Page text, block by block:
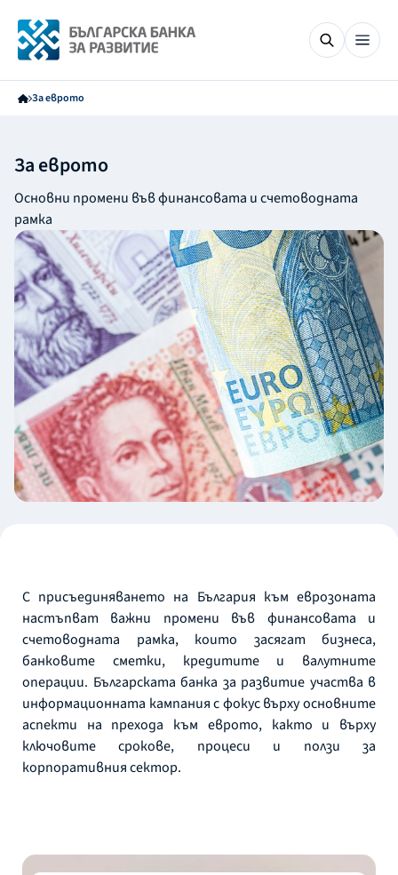
За еврото
За еврото
Основни промени във финансовата и счетоводната
рамка
С присъединяването на България към еврозоната
настъпват важни промени във финансовата и
счетоводната рамка, които засягат бизнеса,
банковите сметки, кредитите и валутните
операции. Българската банка за развитие участва в
информационната кампания с фокус върху основните
аспекти на прехода към еврото, както и върху
ключовите срокове, процеси и ползи за
корпоративния сектор.